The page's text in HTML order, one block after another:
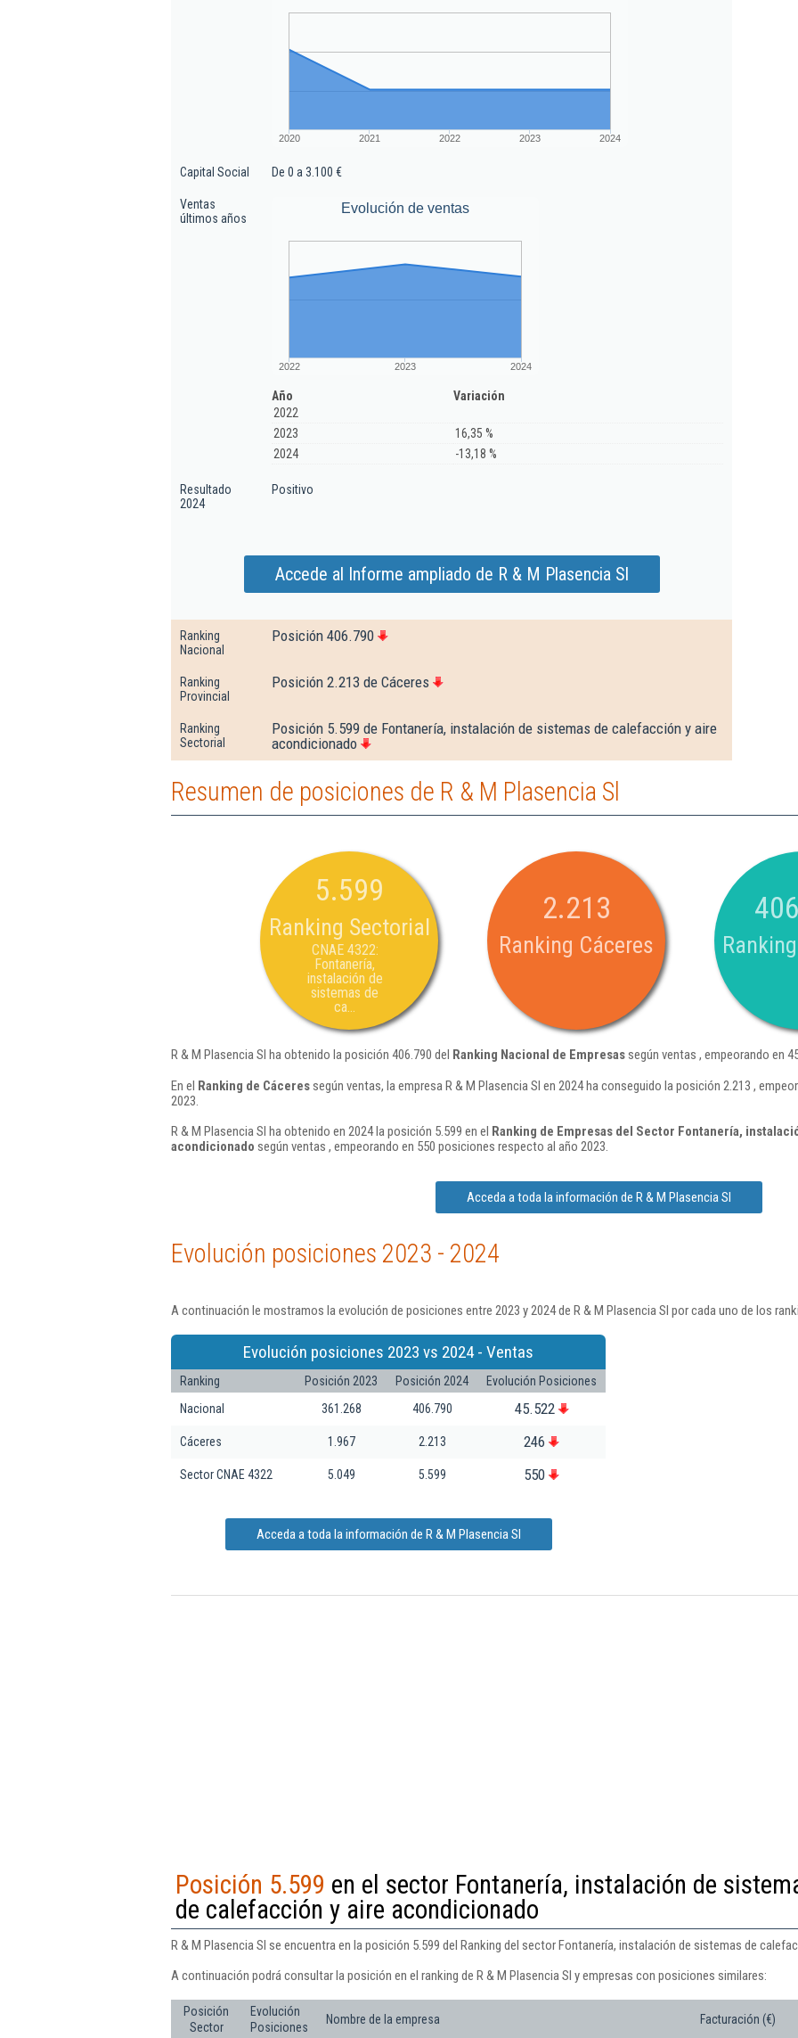
2020 2021 2022 2023 2024
Capital Social De 0 a 3.100 €
Ventas
últimos años
Evolución de ventas
2022 2023 2024
Año
Variación
2022
2023
16,35 %
2024
-13,18 %
Resultado
2024
Positivo
Accede al Informe ampliado de R & M Plasencia Sl
Ranking
Nacional
Posición 406.790
Ranking
Provincial
Posición 2.213 de Cáceres
Ranking
Sectorial
Posición 5.599 de Fontanería, instalación de sistemas de calefacción y aire
acondicionado
Resumen de posiciones de R & M Plasencia Sl
5.599
Ranking Sectorial
CNAE 4322:
Fontanería,
instalación de
sistemas de
ca...
2.213
Ranking Cáceres
R & M Plasencia Sl ha obtenido la posición 406.790 del Ranking Nacional de Empresassegún ventas , empeorando en
En el Ranking de Cáceressegún ventas, la empresa R & M Plasencia Sl en 2024 ha conseguido la posición 2.213 ,
2023.
R & M Plasencia Sl ha obtenido en 2024 la posición 5.599 en el Ranking de Empresas del Sector Fontanería,
acondicionado según ventas , empeorando en 550 posiciones respecto al año 2023.
Acceda a toda la información de R & M Plasencia Sl
Evolución posiciones 2023 - 2024
A continuación le mostramos la evolución de posiciones entre 2023 y 2024 de R & M Plasencia Sl por cada uno de los
Evolución posiciones 2023 vs 2024 - Ventas
Ranking Posición 2023 Posición 2024
Evolución Posiciones
Nacional
361.268 406.790 45.522
Cáceres 1.967 2.213 246
Sector CNAE 4322 5.049 5.599 550
Acceda a toda la información de R & M Plasencia Sl
Posición 5.599 en el sector Fontanería, instalación de
de calefacción y aire acondicionado
R & M Plasencia Sl se encuentra en la posición 5.599 del Ranking del sector Fontanería, instalación de sistemas de
A continuación podrá consultar la posición en el ranking de R & M Plasencia Sl y empresas con posiciones similares:
Posición
Sector
Evolución
Posiciones
Nombre de la empresa Facturación (€)